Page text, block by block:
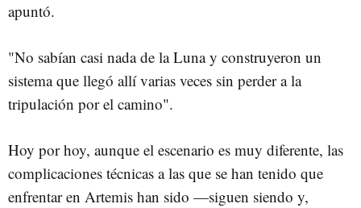
apuntó.
"No sabían casi nada de la Luna y construyeron un
sistema que llegó allí varias veces sin perder a la
tripulación por el camino".
Hoy por hoy, aunque el escenario es muy diferente, las
complicaciones técnicas a las que se han tenido que
enfrentar en Artemis han sido —siguen siendo y,